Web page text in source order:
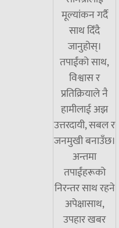
मूल्यांकन गर्दै
साथ दिँदै
जानुहोस्।
तपाईंको साथ,
विश्वास र
प्रतिक्रियाले नै
हामीलाई अझ
उत्तरदायी, सबल र
जनमुखी बनाउँछ।
अन्तमा
तपाईंहरूको
निरन्तर साथ रहने
अपेक्षासाथ,
उपहार खबर